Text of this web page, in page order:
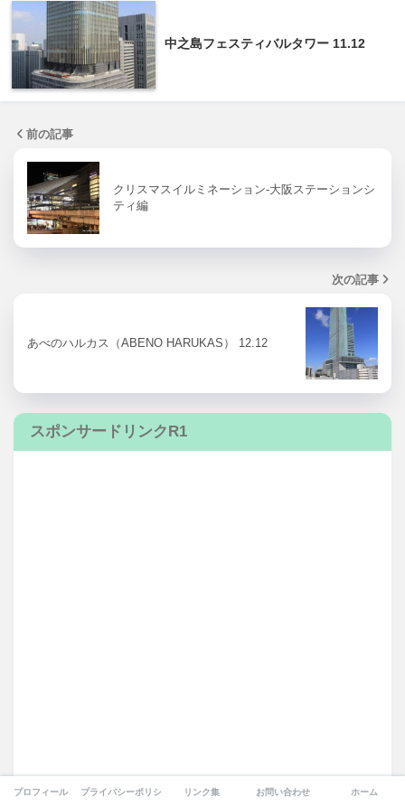
中之島フェスティバルタワー 11.12
前の記事
クリスマスイルミネーション-大阪ステーションシ
ティ編
次の記事
あべのハルカス（ABENO HARUKAS） 12.12
スポンサードリンクR1
プロフィール プライバシーポリシー リンク集 お問い合わせ ホーム